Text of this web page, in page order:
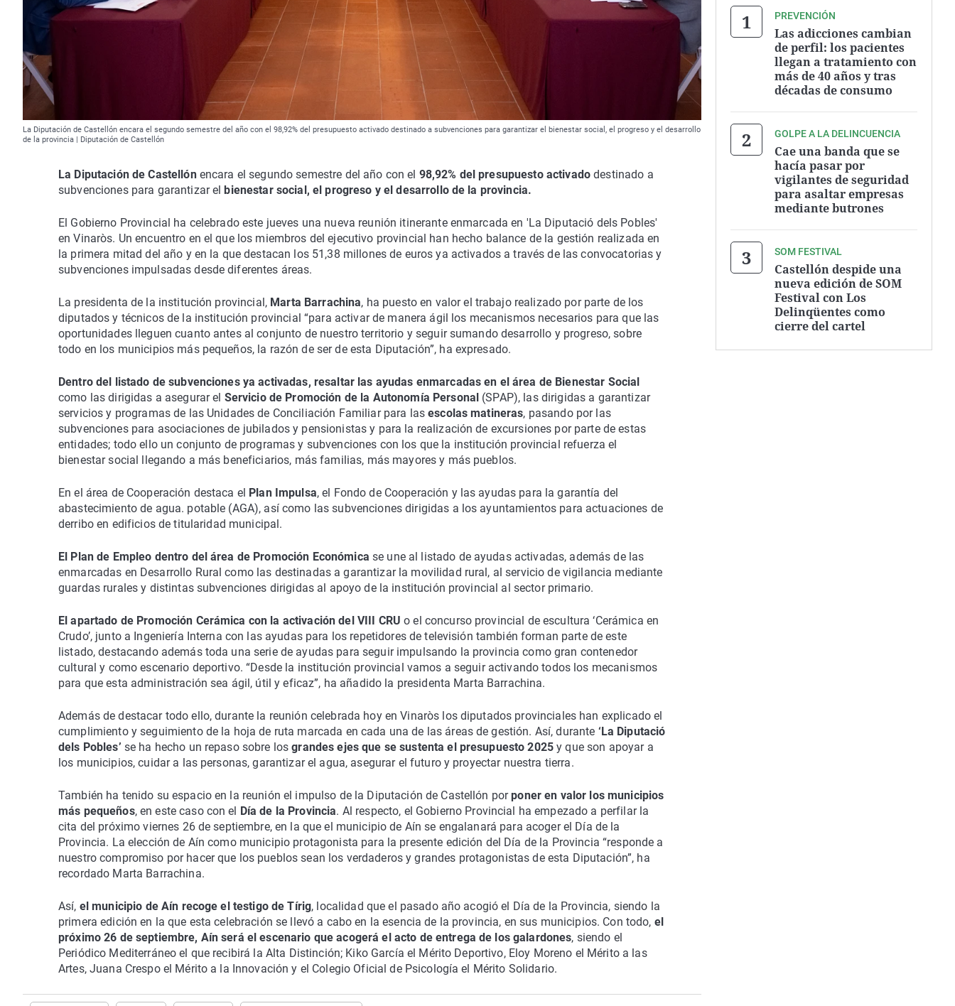
La Diputación de Castellón encara el segundo semestre del año con el 98,92% del presupuesto activado destinado a subvenciones para garantizar el bienestar social, el progreso y el desarrollo
de la provincia | Diputación de Castellón
La Diputación de Castellónencara el segundo semestre del año con el 98,92% del presupuesto activado destinado a
subvenciones para garantizar el bienestar social, el progreso y el desarrollo de la provincia.
El Gobierno Provincial ha celebrado este jueves una nueva reunión itinerante enmarcada en 'La Diputació dels Pobles'
en Vinaròs. Un encuentro en el que los miembros del ejecutivo provincial han hecho balance de la gestión realizada en
la primera mitad del año y en la que destacan los 51,38 millones de euros ya activados a través de las convocatorias y
subvenciones impulsadas desde diferentes áreas.
La presidenta de la institución provincial, Marta Barrachina, ha puesto en valor el trabajo realizado por parte de los
diputados y técnicos de la institución provincial “para activar de manera ágil los mecanismos necesarios para que las
oportunidades lleguen cuanto antes al conjunto de nuestro territorio y seguir sumando desarrollo y progreso, sobre
todo en los municipios más pequeños, la razón de ser de esta Diputación”, ha expresado.
Dentro del listado de subvenciones ya activadas, resaltar las ayudas enmarcadas en el área de Bienestar Social
como las dirigidas a asegurar el Servicio de Promoción de la Autonomía Personal (SPAP), las dirigidas a garantizar
servicios y programas de las Unidades de Conciliación Familiar para lasescolas matineras, pasando por las
subvenciones para asociaciones de jubilados y pensionistas y para la realización de excursiones por parte de estas
entidades; todo ello un conjunto de programas y subvenciones con los que la institución provincial refuerza el
bienestar social llegando a más beneficiarios, más familias, más mayores y más pueblos.
En el área de Cooperación destaca el Plan Impulsa, el Fondo de Cooperación y las ayudas para la garantía del
abastecimiento de agua. potable (AGA), así como las subvenciones dirigidas a los ayuntamientos para actuaciones de
derribo en edificios de titularidad municipal.
El Plan de Empleo dentro del área de Promoción Económica se une al listado de ayudas activadas, además de las
enmarcadas en Desarrollo Rural como las destinadas a garantizar la movilidad rural, al servicio de vigilancia mediante
guardas rurales y distintas subvenciones dirigidas al apoyo de la institución provincial al sector primario.
El apartado de Promoción Cerámica con la activación del VIII CRU o el concurso provincial de escultura ‘Cerámica en
Crudo’, junto a Ingeniería Interna con las ayudas para los repetidores de televisión también forman parte de este
listado, destacando además toda una serie de ayudas para seguir impulsando la provincia como gran contenedor
cultural y como escenario deportivo. “Desde la institución provincial vamos a seguir activando todos los mecanismos
para que esta administración sea ágil, útil y eficaz”, ha añadido la presidenta Marta Barrachina.
Además de destacar todo ello, durante la reunión celebrada hoy en Vinaròs los diputados provinciales han explicado el
cumplimiento y seguimiento de la hoja de ruta marcada en cada una de las áreas de gestión. Así, durante ‘La Diputació
dels Pobles’ se ha hecho un repaso sobre los grandes ejes que se sustenta el presupuesto 2025 y que son apoyar a
los municipios, cuidar a las personas, garantizar el agua, asegurar el futuro y proyectar nuestra tierra.
También ha tenido su espacio en la reunión el impulso de la Diputación de Castellón porponer en valor los municipios
más pequeños, en este caso con el Día de la Provincia. Al respecto, el Gobierno Provincial ha empezado a perfilar la
cita del próximo viernes 26 de septiembre, en la que el municipio de Aín se engalanará para acoger el Día de la
Provincia. La elección de Aín como municipio protagonista para la presente edición del Día de la Provincia “responde a
nuestro compromiso por hacer que los pueblos sean los verdaderos y grandes protagonistas de esta Diputación”, ha
recordado Marta Barrachina.
Así, el municipio de Aín recoge el testigo de Tírig, localidad que el pasado año acogió el Día de la Provincia, siendo la
primera edición en la que esta celebración se llevó a cabo en la esencia de la provincia, en sus municipios. Con todo, el
próximo 26 de septiembre, Aín será el escenario que acogerá el acto de entrega de los galardones, siendo el
Periódico Mediterráneo el que recibirá la Alta Distinción; Kiko García el Mérito Deportivo, Eloy Moreno el Mérito a las
Artes, Juana Crespo el Mérito a la Innovación y el Colegio Oficial de Psicología el Mérito Solidario.
PREVENCIÓN
Las adicciones cambian
de perfil: los pacientes
llegan a tratamiento con
más de 40 años y tras
décadas de consumo
GOLPE A LA DELINCUENCIA
Cae una banda que se
hacía pasar por
vigilantes de seguridad
para asaltar empresas
mediante butrones
SOM FESTIVAL
Castellón despide una
nueva edición de SOM
Festival con Los
Delinqüentes como
cierre del cartel